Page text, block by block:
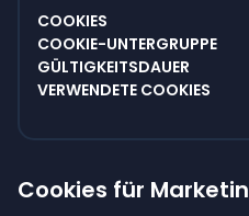
Cookies für